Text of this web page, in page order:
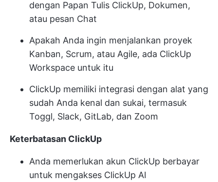
dengan Papan Tulis ClickUp, Dokumen,
atau pesan Chat
Apakah Anda ingin menjalankan proyek
Kanban, Scrum, atau Agile, ada ClickUp
Workspace untuk itu
ClickUp memiliki integrasi dengan alat yang
sudah Anda kenal dan sukai, termasuk
Toggl, Slack, GitLab, dan Zoom
Keterbatasan ClickUp
Anda memerlukan akun ClickUp berbayar
untuk mengakses ClickUp AI